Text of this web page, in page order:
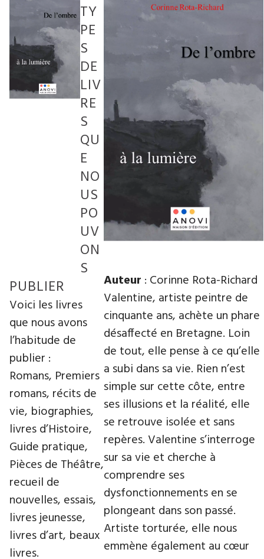
Auteur : Corinne Rota-Richard
Valentine, artiste peintre de
cinquante ans, achète un phare
désaffecté en Bretagne. Loin
de tout, elle pense à ce qu’elle
a subi dans sa vie. Rien n’est
simple sur cette côte, entre
ses illusions et la réalité, elle
se retrouve isolée et sans
repères. Valentine s’interroge
sur sa vie et cherche à
comprendre ses
dysfonctionnements en se
plongeant dans son passé.
Artiste torturée, elle nous
emmène également au cœur
TY
PE
S
DE
LIV
RE
S
QU
E
NO
US
PO
UV
ON
S
PUBLIER
Voici les livres
que nous avons
l’habitude de
publier :
Romans, Premiers
romans, récits de
vie, biographies,
livres d’Histoire,
Guide pratique,
Pièces de Théâtre,
recueil de
nouvelles, essais,
livres jeunesse,
livres d’art, beaux
livres.